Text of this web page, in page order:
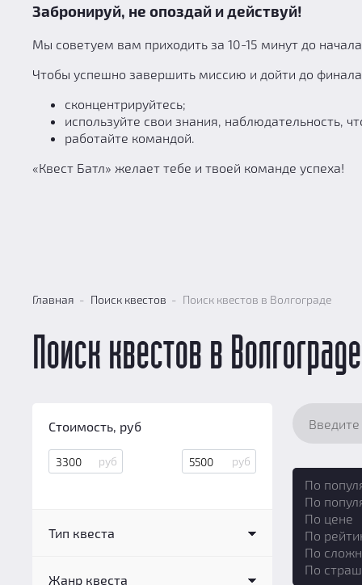
Забронируй, не опоздай и действуй!
Мы советуем вам приходить за 10-15 минут до
Чтобы успешно завершить миссию и дойти до
сконцентрируйтесь;
используйте свои знания, наблюдательность,
работайте командой.
«Квест Батл» желает тебе и твоей команде успеха!
Главная Поиск квестов Поиск квестов в Волгограде
Поиск квестов в Волгограде
Стоимость, руб
Тип квеста
Жанр квеста
По
По
По цене
По
По
По